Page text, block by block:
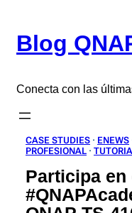
contenido
Blog
Conecta con las
CASE STUDIES · ENEWS
PROFESIONAL ·
Participa en